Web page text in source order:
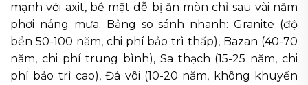
mạnh với axit, bề mặt dễ bị ăn mòn chỉ sau vài năm
phơi nắng mưa. Bảng so sánh nhanh: Granite (độ
bền 50-100 năm, chi phí bảo trì thấp), Bazan (40-70
năm, chi phí trung bình), Sa thạch (15-25 năm, chi
phí bảo trì cao), Đá vôi (10-20 năm, không khuyến